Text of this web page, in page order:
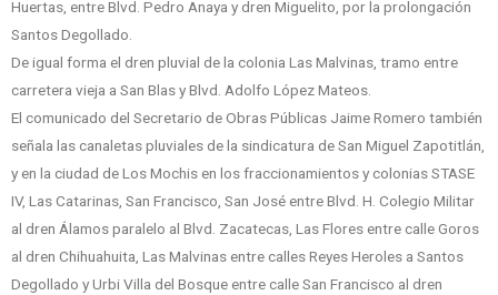
Huertas, entre Blvd. Pedro Anaya y dren Miguelito, por la prolongación
Santos Degollado.
De igual forma el dren pluvial de la colonia Las Malvinas, tramo entre
carretera vieja a San Blas y Blvd. Adolfo López Mateos.
El comunicado del Secretario de Obras Públicas Jaime Romero también
señala las canaletas pluviales de la sindicatura de San Miguel Zapotitlán,
y en la ciudad de Los Mochis en los fraccionamientos y colonias STASE
IV, Las Catarinas, San Francisco, San José entre Blvd. H. Colegio Militar
al dren Álamos paralelo al Blvd. Zacatecas, Las Flores entre calle Goros
al dren Chihuahuita, Las Malvinas entre calles Reyes Heroles a Santos
Degollado y Urbi Villa del Bosque entre calle San Francisco al dren